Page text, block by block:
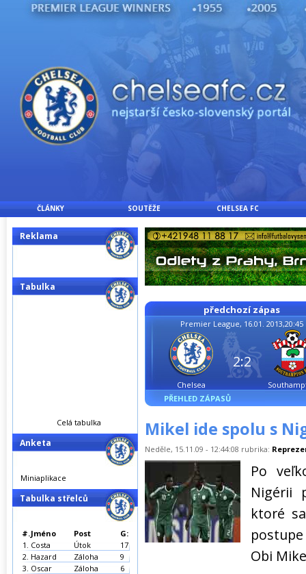
ČLÁNKY SOUTĚŽE CHELSEA FC
předchozí zápas
Premier League, 16.01. 2013,20:45
Chelsea
2:2
PŘEHLED ZÁPASŮ
Mikel ide spolu s
Neděle, 15.11.09 - 12:44:08 rubrika:
Po
Nigérii
ktoré
Obi
Reklama
Tabulka
Celá tabulka
Anketa
Miniaplikace
Tabulka střelců
#.Jméno Post
G:
1. Costa Útok
17
2. Hazard Záloha
9
3. Oscar Záloha
6